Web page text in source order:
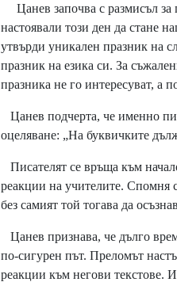
Цанев започва с размисъл за
настоявали този ден да стане
утвърди уникален празник на
празник на езика си. За
празника не го интересуват, а
Цанев подчерта, че именно
оцеляване: „На буквичките
Писателят се връща към
реакции на учителите. Спомня
без самият той тогава да
Цанев признава, че дълго
по-сигурен път. Преломът
реакции към негови текстове.